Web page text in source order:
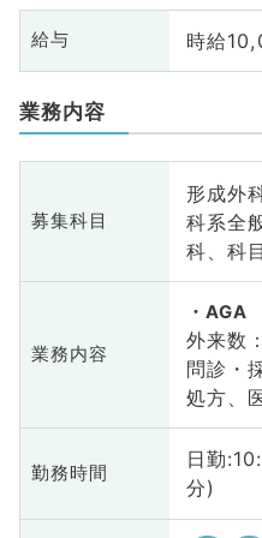
給与 時給
業務内容
募集科目
形成外
科系全
科、科
業務内容
AGA
外来数
問診・
処方、
勤務時間
日勤
分)